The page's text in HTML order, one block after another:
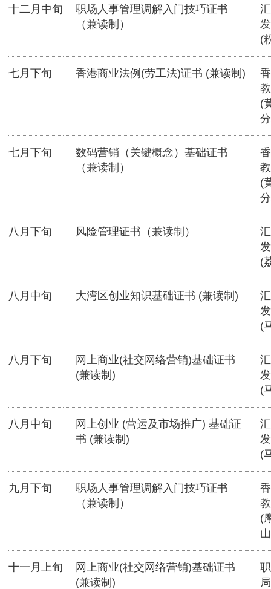
十二月中旬
职场人事管理调解入门技巧证书
（兼读制）
(
七月下旬 香港商业法例(劳工法)证书 (兼读制)
(
七月下旬
数码营销（关键概念）基础证书
（兼读制）
(
八月下旬 风险管理证书（兼读制）
(
八月中旬 大湾区创业知识基础证书 (兼读制)
(
八月下旬
网上商业(社交网络营销)基础证书
(兼读制)
(
八月中旬
网上创业 (营运及市场推广) 基础证
书 (兼读制)
(
九月下旬
职场人事管理调解入门技巧证书
（兼读制）
(
十一月上旬
网上商业(社交网络营销)基础证书
(兼读制)